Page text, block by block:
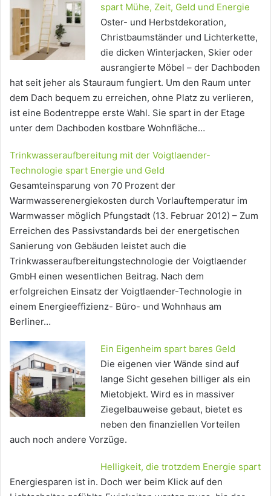
spart Mühe, Zeit, Geld und Energie
Oster- und Herbstdekoration,
Christbaumständer und Lichterkette,
die dicken Winterjacken, Skier oder
ausrangierte Möbel – der Dachboden
hat seit jeher als Stauraum fungiert. Um den Raum unter
dem Dach bequem zu erreichen, ohne Platz zu verlieren,
ist eine Bodentreppe erste Wahl. Sie spart in der Etage
unter dem Dachboden kostbare Wohnfläche…
Trinkwasseraufbereitung mit der Voigtlaender-
Technologie spart Energie und Geld
Gesamteinsparung von 70 Prozent der
Warmwasserenergiekosten durch Vorlauftemperatur im
Warmwasser möglich Pfungstadt (13. Februar 2012) – Zum
Erreichen des Passivstandards bei der energetischen
Sanierung von Gebäuden leistet auch die
Trinkwasseraufbereitungstechnologie der Voigtlaender
GmbH einen wesentlichen Beitrag. Nach dem
erfolgreichen Einsatz der Voigtlaender-Technologie in
einem Energieeffizienz- Büro- und Wohnhaus am
Berliner…
Ein Eigenheim spart bares Geld
Die eigenen vier Wände sind auf
lange Sicht gesehen billiger als ein
Mietobjekt. Wird es in massiver
Ziegelbauweise gebaut, bietet es
neben den finanziellen Vorteilen
auch noch andere Vorzüge.
Helligkeit, die trotzdem Energie spart
Energiesparen ist in. Doch wer beim Klick auf den